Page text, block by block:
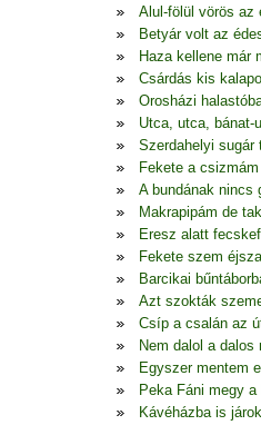
Alul-fölül vörös az
Betyár volt az
Haza kellene már
Csárdás kis
Orosházi
Utca, utca, bánat-
Szerdahelyi sugár
Fekete a
A bundának nincs
Makrapipám de
Eresz alatt
Fekete szem
Barcikai
Azt szokták
Csíp a csalán az
Nem dalol a dalos
Egyszer mentem
Peka Fáni megy a
Kávéházba is